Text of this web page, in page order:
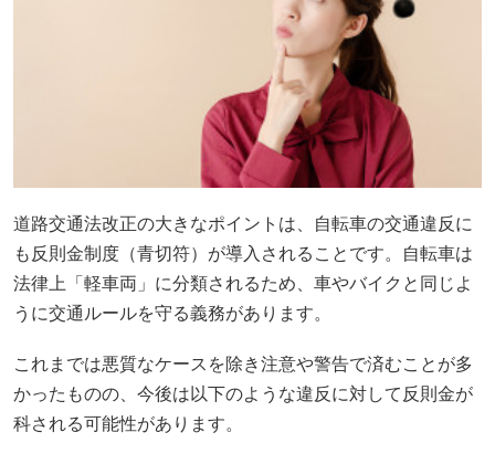
道路交通法改正の大きなポイントは、自転車の交通違反に
も反則金制度（青切符）が導入されることです。自転車は
法律上「軽車両」に分類されるため、車やバイクと同じよ
うに交通ルールを守る義務があります。
これまでは悪質なケースを除き注意や警告で済むことが多
かったものの、今後は以下のような違反に対して反則金が
科される可能性があります。